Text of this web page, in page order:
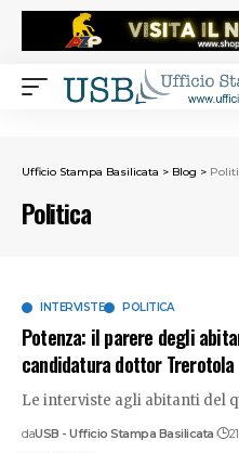
Ufficio Stampa Basilicata > Blog >
Politica
INTERVISTE POLITICA
Potenza: il parere degli
candidatura dottor Trerotola
Le interviste agli abitanti del
daUSB - Ufficio Stampa Basilicata